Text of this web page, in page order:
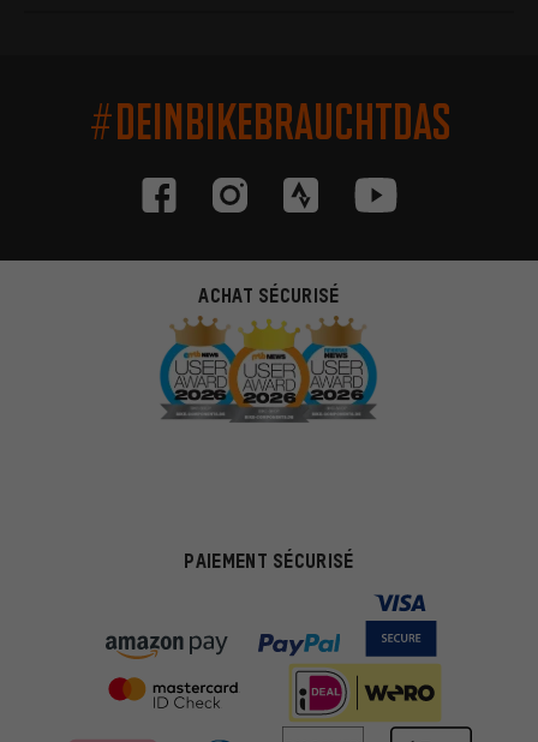
#DEINBIKEBRAUCHTDAS
ACHAT SÉCURISÉ
PAIEMENT SÉCURISÉ